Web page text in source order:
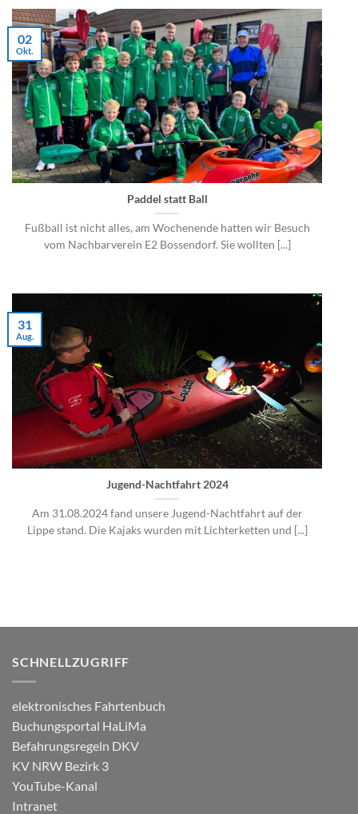
Paddel statt Ball
Fußball ist nicht alles, am Wochenende hatten wir Besuch
vom Nachbarverein E2 Bossendorf. Sie wollten [...]
02
Okt.
Jugend-Nachtfahrt 2024
Am 31.08.2024 fand unsere Jugend-Nachtfahrt auf der
Lippe stand. Die Kajaks wurden mit Lichterketten und [...]
31
Aug.
SCHNELLZUGRIFF
elektronisches Fahrtenbuch
Buchungsportal HaLiMa
Befahrungsregeln DKV
KV NRW Bezirk 3
YouTube-Kanal
Intranet